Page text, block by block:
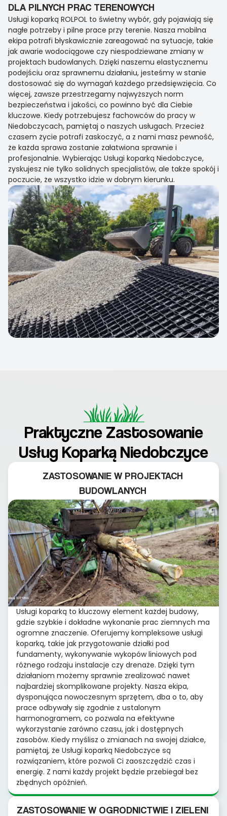
DLA PILNYCH PRAC TERENOWYCH
Usługi koparką ROLPOL to świetny wybór, gdy pojawiają się
nagłe potrzeby i pilne prace przy terenie. Nasza mobilna
ekipa potrafi błyskawicznie zareagować na sytuacje, takie
jak awarie wodociągowe czy niespodziewane zmiany w
projektach budowlanych. Dzięki naszemu elastycznemu
podejściu oraz sprawnemu działaniu, jesteśmy w stanie
dostosować się do wymagań każdego przedsięwzięcia. Co
więcej, zawsze przestrzegamy najwyższych norm
bezpieczeństwa i jakości, co powinno być dla Ciebie
kluczowe. Kiedy potrzebujesz fachowców do pracy w
Niedobczycach, pamiętaj o naszych usługach. Przecież
czasem życie potrafi zaskoczyć, a z nami masz pewność,
że każda sprawa zostanie załatwiona sprawnie i
profesjonalnie. Wybierając Usługi koparką Niedobczyce,
zyskujesz nie tylko solidnych specjalistów, ale także spokój i
poczucie, że wszystko idzie w dobrym kierunku.
Praktyczne Zastosowanie
Usług Koparką Niedobczyce
ZASTOSOWANIE W PROJEKTACH
BUDOWLANYCH
Usługi koparką to kluczowy element każdej budowy,
gdzie szybkie i dokładne wykonanie prac ziemnych ma
ogromne znaczenie. Oferujemy kompleksowe usługi
koparką, takie jak przygotowanie działki pod
fundamenty, wykonywanie wykopów liniowych pod
różnego rodzaju instalacje czy drenaże. Dzięki tym
działaniom możemy sprawnie zrealizować nawet
najbardziej skomplikowane projekty. Nasza ekipa,
dysponująca nowoczesnym sprzętem, dba o to, aby
prace odbywały się zgodnie z ustalonym
harmonogramem, co pozwala na efektywne
wykorzystanie zarówno czasu, jak i dostępnych
zasobów. Kiedy myślisz o zmianach na swojej działce,
pamiętaj, że Usługi koparką Niedobczyce są
rozwiązaniem, które pozwoli Ci zaoszczędzić czas i
energię. Z nami każdy projekt będzie przebiegał bez
zbędnych opóźnień.
ZASTOSOWANIE W OGRODNICTWIE I ZIELENI